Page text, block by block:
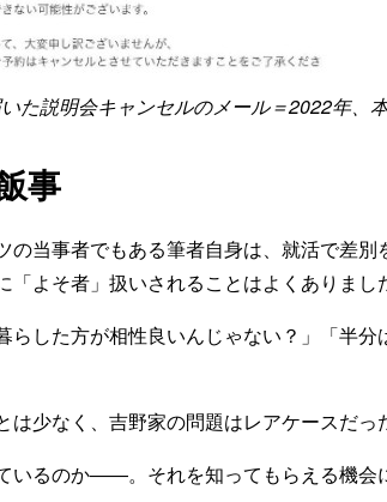
た説明会キャンセルのメール＝2022年、
事
当事者でもある筆者自身は、就活で差別
よそ者」扱いされることはよくありまし
らした方が相性良いんじゃない？」「半分
少なく、吉野家の問題はレアケースだっ
いるのか――。それを知ってもらえる機会